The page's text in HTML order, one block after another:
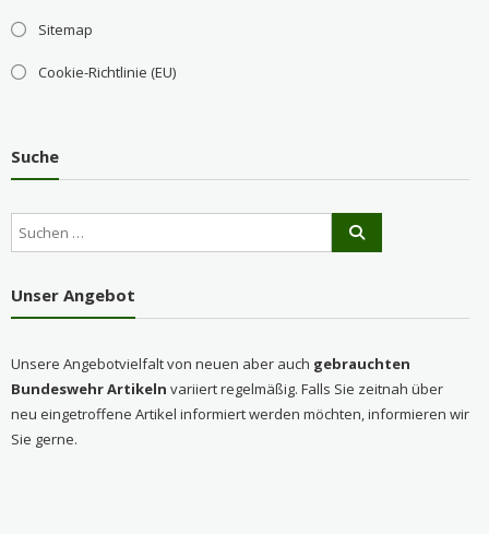
Sitemap
Cookie-Richtlinie (EU)
Suche
Unser Angebot
Unsere Angebotvielfalt von neuen aber auch gebrauchten
Bundeswehr Artikeln variiert regelmäßig. Falls Sie zeitnah über
neu eingetroffene Artikel informiert werden möchten, informieren wir
Sie gerne.